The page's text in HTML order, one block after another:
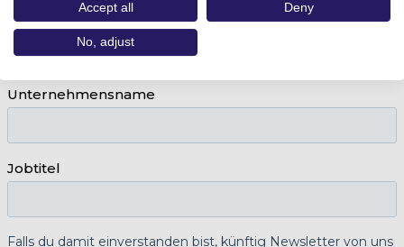
Accept all Deny
No, adjust